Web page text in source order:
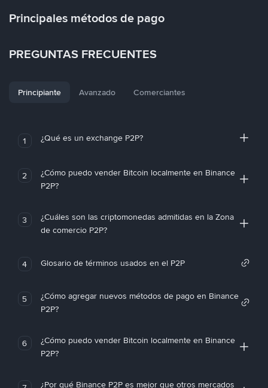
Principales métodos de pago
PREGUNTAS FRECUENTES
Principiante Avanzado Comerciantes
1 ¿Qué es un exchange P2P?
2
¿Cómo puedo vender Bitcoin localmente en Binance
P2P?
3
¿Cuáles son las criptomonedas admitidas en la Zona
de comercio P2P?
4 Glosario de términos usados en el P2P
5
¿Cómo agregar nuevos métodos de pago en Binance
P2P?
6
¿Cómo puedo vender Bitcoin localmente en Binance
P2P?
¿Por qué Binance P2P es mejor que otros mercados